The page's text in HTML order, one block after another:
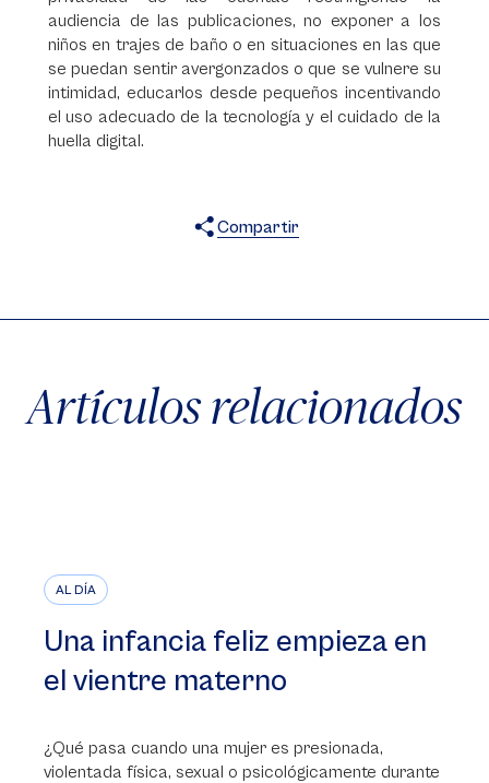
audiencia de las publicaciones, no exponer a los
niños en trajes de baño o en situaciones en las que
se puedan sentir avergonzados o que se vulnere su
intimidad, educarlos desde pequeños incentivando
el uso adecuado de la tecnología y el cuidado de la
huella digital.
Compartir
Artículos relacionados
AL DÍA
Una infancia feliz empieza en
el vientre materno
¿Qué pasa cuando una mujer es presionada,
violentada física, sexual o psicológicamente durante